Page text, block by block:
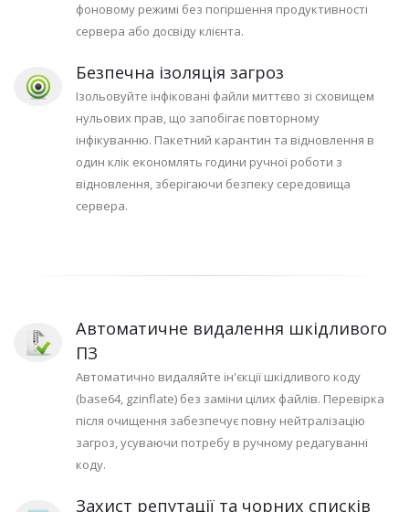
фоновому режимі без погіршення продуктивності
сервера або досвіду клієнта.
Безпечна ізоляція загроз
Ізольовуйте інфіковані файли миттєво зі сховищем
нульових прав, що запобігає повторному
інфікуванню. Пакетний карантин та відновлення в
один клік економлять години ручної роботи з
відновлення, зберігаючи безпеку середовища
сервера.
Автоматичне видалення шкідливого
ПЗ
Автоматично видаляйте ін'єкції шкідливого коду
(base64, gzinflate) без заміни цілих файлів. Перевірка
після очищення забезпечує повну нейтралізацію
загроз, усуваючи потребу в ручному редагуванні
коду.
Захист репутації та чорних списків